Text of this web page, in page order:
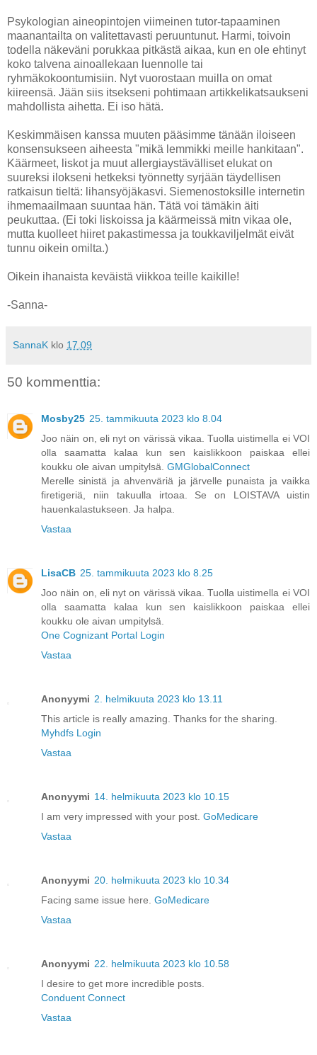
Psykologian aineopintojen viimeinen tutor-tapaaminen
maanantailta on valitettavasti peruuntunut. Harmi, toivoin
todella näkeväni porukkaa pitkästä aikaa, kun en ole ehtinyt
koko talvena ainoallekaan luennolle tai
ryhmäkokoontumisiin. Nyt vuorostaan muilla on omat
kiireensä. Jään siis itsekseni pohtimaan artikkelikatsaukseni
mahdollista aihetta. Ei iso hätä.
Keskimmäisen kanssa muuten pääsimme tänään iloiseen
konsensukseen aiheesta "mikä lemmikki meille hankitaan".
Käärmeet, liskot ja muut allergiaystävälliset elukat on
suureksi ilokseni hetkeksi työnnetty syrjään täydellisen
ratkaisun tieltä: lihansyöjäkasvi. Siemenostoksille internetin
ihmemaailmaan suuntaa hän. Tätä voi tämäkin äiti
peukuttaa. (Ei toki liskoissa ja käärmeissä mitn vikaa ole,
mutta kuolleet hiiret pakastimessa ja toukkaviljelmät eivät
tunnu oikein omilta.)
Oikein ihanaista keväistä viikkoa teille kaikille!
-Sanna-
SannaK klo 17.09
50 kommenttia:
Mosby25 25. tammikuuta 2023 klo 8.04
Joo näin on, eli nyt on värissä vikaa. Tuolla uistimella ei VOI
olla saamatta kalaa kun sen kaislikkoon paiskaa ellei
koukku ole aivan umpitylsä. GMGlobalConnect
Merelle sinistä ja ahvenväriä ja järvelle punaista ja vaikka
firetigeriä, niin takuulla irtoaa. Se on LOISTAVA uistin
hauenkalastukseen. Ja halpa.
Vastaa
LisaCB 25. tammikuuta 2023 klo 8.25
Joo näin on, eli nyt on värissä vikaa. Tuolla uistimella ei VOI
olla saamatta kalaa kun sen kaislikkoon paiskaa ellei
koukku ole aivan umpitylsä.
One Cognizant Portal Login
Vastaa
Anonyymi 2. helmikuuta 2023 klo 13.11
This article is really amazing. Thanks for the sharing.
Myhdfs Login
Vastaa
Anonyymi 14. helmikuuta 2023 klo 10.15
I am very impressed with your post. GoMedicare
Vastaa
Anonyymi 20. helmikuuta 2023 klo 10.34
Facing same issue here. GoMedicare
Vastaa
Anonyymi 22. helmikuuta 2023 klo 10.58
I desire to get more incredible posts.
Conduent Connect
Vastaa